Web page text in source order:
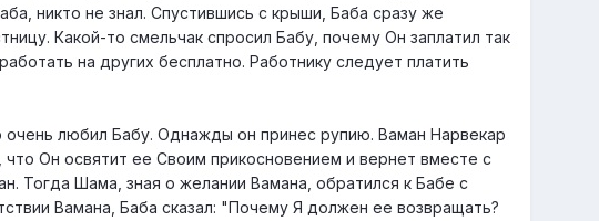
никто не знал. Спустившись с крыши, Баба сразу же
Какой-то смельчак спросил Бабу, почему Он заплатил так
на других бесплатно. Работнику следует платить
любил Бабу. Однажды он принес рупию. Ваман Нарвекар
Он освятит ее Своим прикосновением и вернет вместе с
Тогда Шама, зная о желании Вамана, обратился к Бабе с
Вамана, Баба сказал: "Почему Я должен ее возвращать?